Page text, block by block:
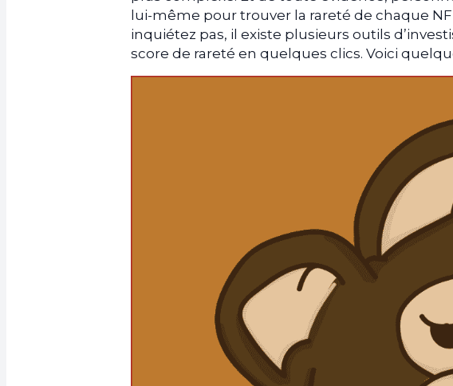
lui-même pour trouver la rareté de chaque
inquiétez pas, il existe plusieurs outils
score de rareté en quelques clics. Voici